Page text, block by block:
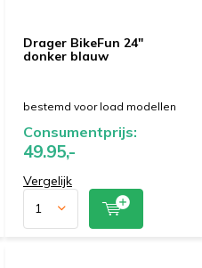
Drager BikeFun 24"
donker blauw
bestemd voor load modellen
Consumentprijs:
49.95,-
Vergelijk